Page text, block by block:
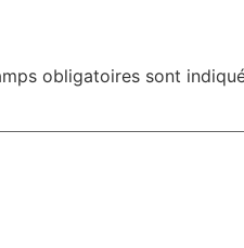
obligatoires sont